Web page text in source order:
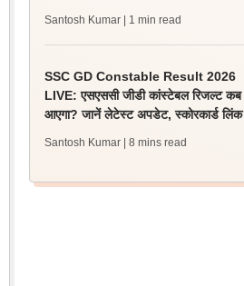
Santosh Kumar | 1 min read
SSC GD Constable Result 2026
LIVE: एसएससी जीडी कांस्टेबल रिजल्ट कब
आएगा? जानें लेटेस्ट अपडेट, स्कोरकार्ड लिंक
Santosh Kumar | 8 mins read